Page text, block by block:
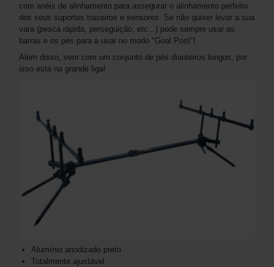
com anéis de alinhamento para assegurar o alinhamento perfeito
dos seus suportes traseiros e sensores. Se não quiser levar a sua
vara (pesca rápida, perseguição, etc...) pode sempre usar as
barras e os pés para a usar no modo "Goal Post"!
Além disso, vem com um conjunto de pés dianteiros longos, por
isso está na grande liga!
Alumínio anodizado preto
Totalmente ajustável